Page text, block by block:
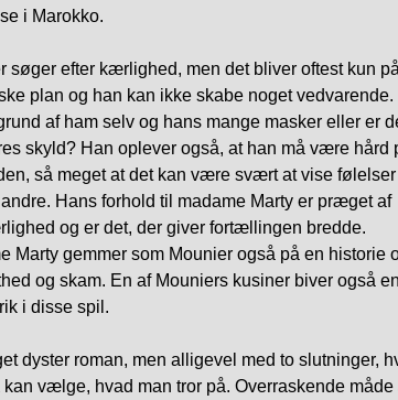
i Marokko.
søger efter kærlighed, men det bliver oftest kun på
plan og han kan ikke skabe noget vedvarende.
af ham selv og hans mange masker eller er
skyld? Han oplever også, at han må være hård
så meget at det kan være svært at vise følelser
Hans forhold til madame Marty er præget af
og er det, der giver fortællingen bredde.
Marty gemmer som Mounier også på en historie
og skam. En af Mouniers kusiner biver også en
i disse spil.
dyster roman, men alligevel med to slutninger,
kan vælge, hvad man tror på. Overraskende måde